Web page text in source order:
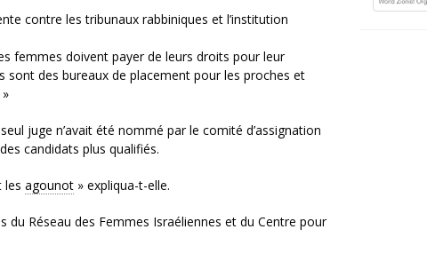
contre les tribunaux rabbiniques et l’institution
femmes doivent payer de leurs droits pour leur
sont des bureaux de placement pour les proches et
juge n’avait été nommé par le comité d’assignation
candidats plus qualifiés.
les agounot » expliqua-t-elle.
du Réseau des Femmes Israéliennes et du Centre pour